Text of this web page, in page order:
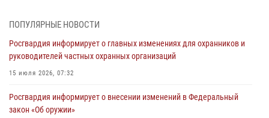
05 августа 2026, 14:37 3
В Иванове росгвардейцы оказали помощь пожилому мужчине,
которому стало плохо во время проведения массового мероприятия
03 августа 2026, 12:15
В Иванове личный состав Росгвардии принял участие в
торжественных мероприятиях, посвященных празднованию Дня
ПОПУЛЯРНЫЕ НОВОСТИ
Росгвардия информирует о главных изменениях для охранников и
руководителей частных охранных организаций
15 июля 2026, 07:32
Росгвардия информирует о внесении изменений в Федеральный
закон «Об оружии»